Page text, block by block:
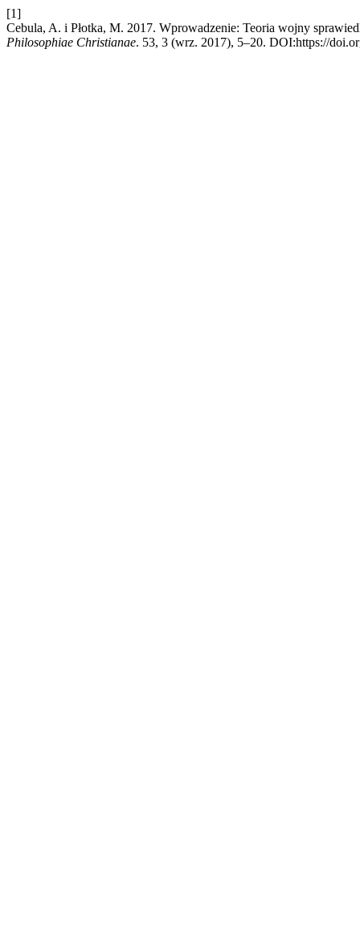
[1]
Cebula, A. i Płotka, M. 2017. Wprowadzenie: Teoria wojny
Philosophiae Christianae. 53, 3 (wrz. 2017), 5–20. DOI:https://